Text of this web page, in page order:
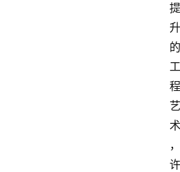
提
升
的
工
程
艺
术
，
许